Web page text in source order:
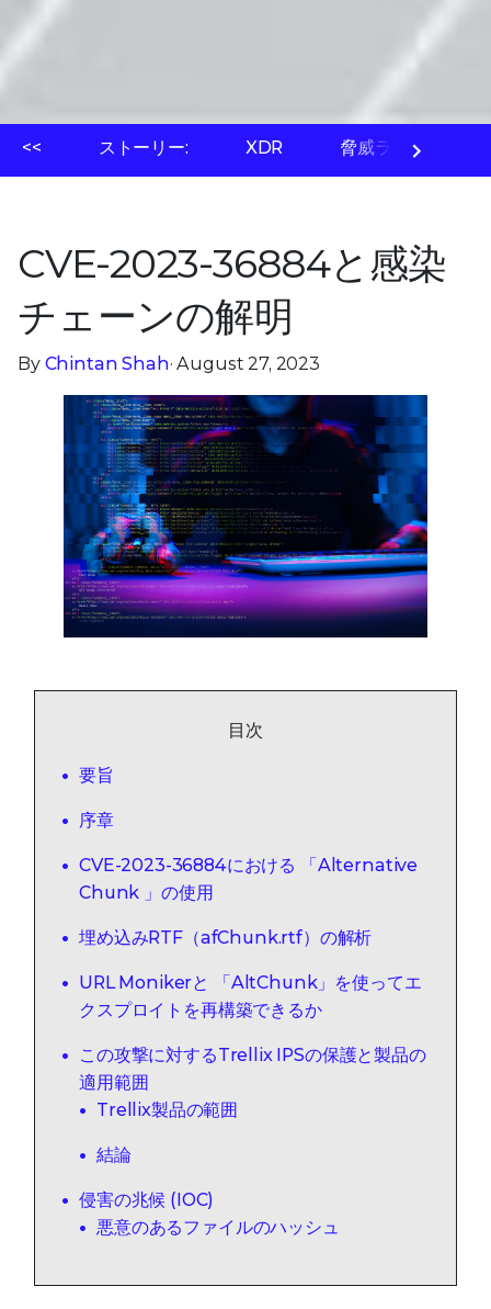
<< ストーリー: XDR 脅威ラボ
CVE-2023-36884と感染
チェーンの解明
By Chintan Shah· August 27, 2023
目次
要旨
序章
CVE-2023-36884における 「Alternative
Chunk 」の使用
埋め込みRTF（afChunk.rtf）の解析
URL Monikerと 「AltChunk」を使ってエ
クスプロイトを再構築できるか
この攻撃に対するTrellix IPSの保護と製品の
適用範囲
Trellix製品の範囲
結論
侵害の兆候 (IOC)
悪意のあるファイルのハッシュ